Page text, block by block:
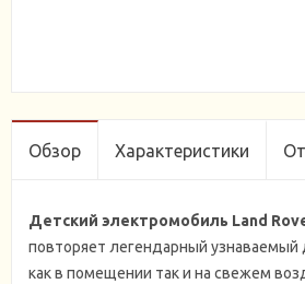
Обзор Характеристики
Детский электромобиль Land
повторяет легендарный
как в помещении так и на свежем